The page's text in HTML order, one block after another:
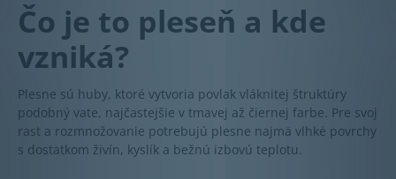
Čo je to pleseň a kde
vzniká?
Plesne sú huby, ktoré vytvoria povlak vláknitej štruktúry
podobný vate, najčastejšie v tmavej až čiernej farbe. Pre svoj
rast a rozmnožovanie potrebujú plesne najmä vlhké povrchy
s dostatkom živín, kyslík a bežnú izbovú teplotu.